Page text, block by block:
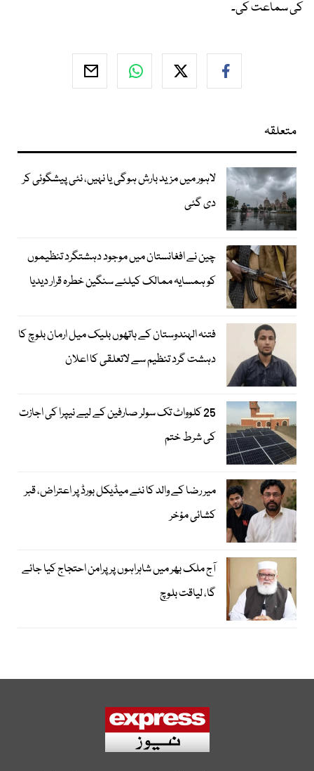
کی سماعت کی۔
متعلقہ
لاہور میں مزید بارش ہوگی یا نہیں، نئی پیشگوئی کر
دی گئی
چین نے افغانستان میں موجود دہشتگرد تنظیموں
کو ہمسایہ ممالک کیلئے سنگین خطرہ قرار دیدیا
فتنہ الہندوستان کے ہاتھوں بلیک میل ارمان بلوچ کا
دہشت گرد تنظیم سے لاتعلقی کا اعلان
25 کلوواٹ تک سولر صارفین کے لیے نیپرا کی اجازت
کی شرط ختم
میر رضا کے والد کا نئے میڈیکل بورڈ پر اعتراض، قبر
کشائی مؤخر
آج ملک بھر میں شاہراہوں پر پرامن احتجاج کیا جائے
گا، لیاقت بلوچ